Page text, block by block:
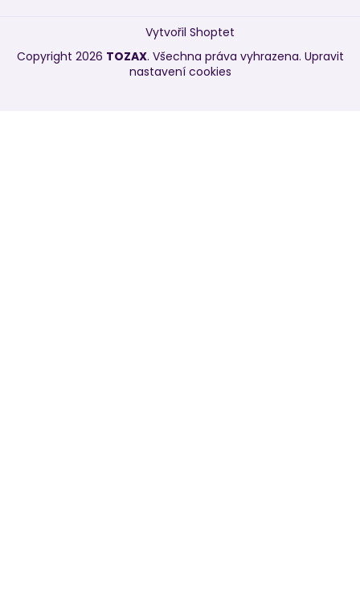
Vytvořil Shoptet
Copyright 2026 TOZAX. Všechna práva vyhrazena. Upravit
nastavení cookies